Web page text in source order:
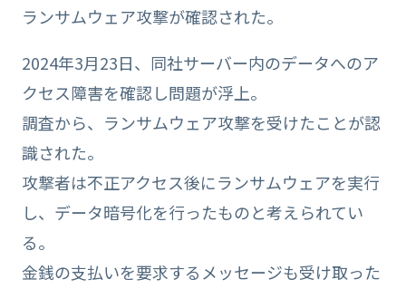
ランサムウェア攻撃が確認された。
2024年3月23日、同社サーバー内のデータへのア
クセス障害を確認し問題が浮上。
調査から、ランサムウェア攻撃を受けたことが認
識された。
攻撃者は不正アクセス後にランサムウェアを実行
し、データ暗号化を行ったものと考えられてい
る。
金銭の支払いを要求するメッセージも受け取った